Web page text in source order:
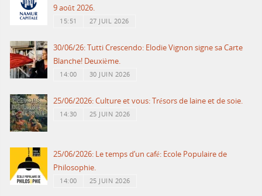
9 août 2026.
15:51 27 JUIL 2026
30/06/26: Tutti Crescendo: Elodie Vignon signe sa Carte
Blanche! Deuxième.
14:00 30 JUIN 2026
25/06/2026: Culture et vous: Trésors de laine et de soie.
14:30 25 JUIN 2026
25/06/2026: Le temps d’un café: Ecole Populaire de
Philosophie.
14:00 25 JUIN 2026